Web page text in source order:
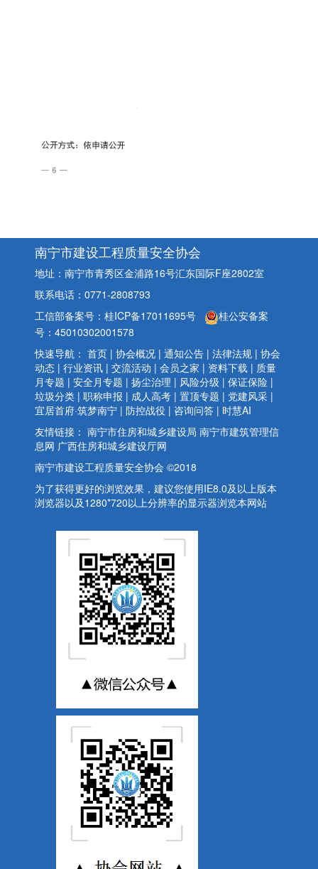
南宁市建设工程质量安全协会
地址：南宁市青秀区金浦路16号汇东国际F座2802室
联系电话：0771-2808793
工信部备案号：桂ICP备17011695号
桂公安备案
号：45010302001578
快速导航： 首页 | 协会概况 | 通知公告 | 法律法规 | 协会
动态 | 行业资讯 | 交流活动 | 会员之家 | 资料下载 | 质量
月专题 | 安全月专题 | 扬尘治理 | 风险分级 | 保证保险 |
垃圾分类 | 职称申报 | 成人高考 | 置顶专题 | 党建风采 |
宜居首府·筑梦南宁 | 防控战役 | 咨询问答 | 时慧AI
友情链接： 南宁市住房和城乡建设局 南宁市建筑管理信
息网 广西住房和城乡建设厅网
南宁市建设工程质量安全协会 ©2018
为了获得更好的浏览效果，建议您使用IE8.0及以上版本
浏览器以及1280*720以上分辨率的显示器浏览本网站